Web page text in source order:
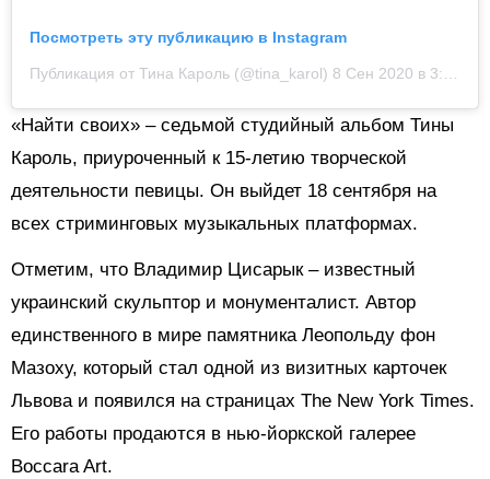
Посмотреть эту публикацию в Instagram
Публикация от Тина Кароль (@tina_karol) 8 Сен 2020 в 3:02 PDT
«Найти своих» – седьмой студийный альбом Тины
Кароль, приуроченный к 15-летию творческой
деятельности певицы. Он выйдет 18 сентября на
всех стриминговых музыкальных платформах.
Отметим, что Владимир Цисарык – известный
украинский скульптор и монументалист. Автор
единственного в мире памятника Леопольду фон
Мазоху, который стал одной из визитных карточек
Львова и появился на страницах The New York Times.
Его работы продаются в нью-йоркской галерее
Boccara Art.